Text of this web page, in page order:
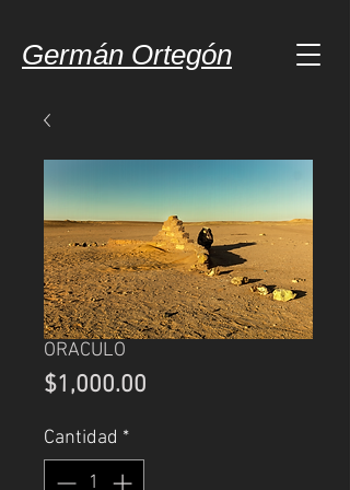
Germán Ortegón
ORACULO
$1,000.00
Cantidad *